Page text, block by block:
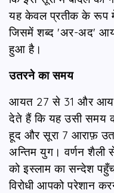
यह केवल प्रतीक के रूप
जिसमें शब्द 'अर-अद'
हुआ है।
उतरने का समय
आयत 27 से 31 और
देते हैं कि यह उसी समय
हूद और सूरा 7 आराफ़
अन्तिम युग। वर्णन शैली
को इस्लाम का सन्देश
विरोधी आपको